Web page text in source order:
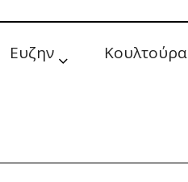
Ευζην Κουλτούρα